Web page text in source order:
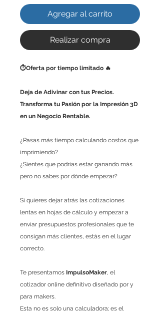
Agregar al carrito
Realizar compra
⏱️Oferta por tiempo limitado 🔥
Deja de Adivinar con tus Precios.
Transforma tu Pasión por la Impresión 3D
en un Negocio Rentable.
¿Pasas más tiempo calculando costos que
imprimiendo?
¿Sientes que podrías estar ganando más
pero no sabes por dónde empezar?
Si quieres dejar atrás las cotizaciones
lentas en hojas de cálculo y empezar a
enviar presupuestos profesionales que te
consigan más clientes, estás en el lugar
correcto.
Te presentamos ImpulsoMaker, el
cotizador online definitivo diseñado por y
para makers.
Esta no es solo una calculadora; es el